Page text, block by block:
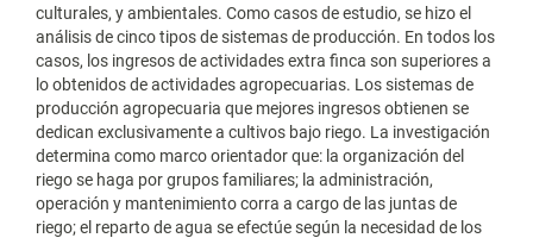
culturales, y ambientales. Como casos de estudio, se hizo el
análisis de cinco tipos de sistemas de producción. En todos los
casos, los ingresos de actividades extra finca son superiores a
lo obtenidos de actividades agropecuarias. Los sistemas de
producción agropecuaria que mejores ingresos obtienen se
dedican exclusivamente a cultivos bajo riego. La investigación
determina como marco orientador que: la organización del
riego se haga por grupos familiares; la administración,
operación y mantenimiento corra a cargo de las juntas de
riego; el reparto de agua se efectúe según la necesidad de los